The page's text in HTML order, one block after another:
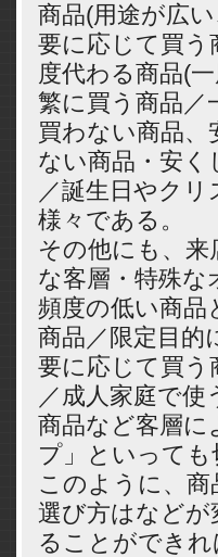
商品(用途が広
要に応じて買う
度代わる商品(
繁に買う商品／
買わない商品
ない商品・安く
／誕生日やク
様々である。
その他にも、
な客層・特殊な
頻度の低い商品
商品／限定目的
要に応じて買う
／成人家庭で
商品など客層
プ」といっても
このように、
選び方はなど
ることができ